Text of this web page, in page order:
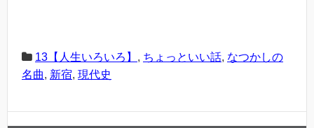
13【人生いろいろ】 , ちょっといい話, なつかしの
名曲, 新宿, 現代史